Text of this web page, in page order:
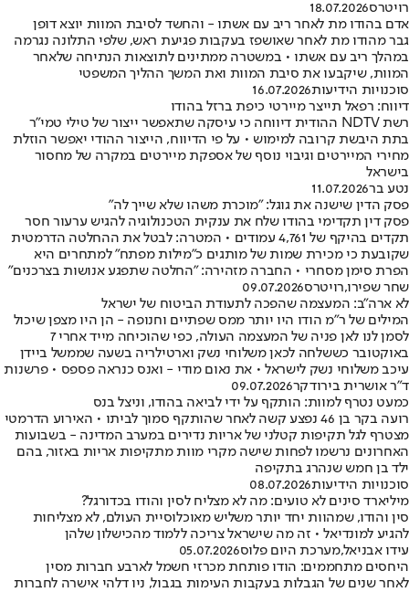
רויטרס18.07.2026
אדם בהודו מת לאחר ריב עם אשתו - והחשד לסיבת המוות יוצא דופן
גבר מהודו מת לאחר שאושפז בעקבות פגיעת ראש, שלפי התלונה נגרמה
במהלך ריב עם אשתו • במשטרה ממתינים לתוצאות הנתיחה שלאחר
המוות, שיקבעו את סיבת המוות ואת המשך ההליך המשפטי
סוכנויות הידיעות16.07.2026
דיווח: רפאל תייצר מיירטי כיפת ברזל בהודו
רשת NDTV ההודית דיווחה כי עיסקה שתאפשר ייצור של טילי טמי"ר
בתת היבשת קרובה למימוש • על פי הדיווח, הייצור ההודי יאפשר הוזלת
מחירי המיירטים וגיבוי נוסף של אספקת מיירטים במקרה של מחסור
בישראל
נטע בר11.07.2026
פסק הדין שישנה את גוגל: "מוכרת משהו שלא שייך לה"
פסק דין תקדימי בהודו שלח את ענקית הטכנולוגיה להגיש ערעור חסר
תקדים בהיקף של 4,761 עמודים • המטרה: לבטל את ההחלטה הדרמטית
שקובעת כי מכירת שמות של מותגים כ"מילות מפתח" למתחרים היא
הפרת סימן מסחרי • החברה מזהירה: "החלטה שתפגע אנושות בצרכנים"
שחר שפירו,רויטרס09.07.2026
לא ארה"ב: המעצמה שהפכה לתעודת הביטוח של ישראל
המילים של ר"מ הודו היו יותר ממס שפתיים וחנופה - הן היו מצפן שיכול
לסמן לנו לאן פניה של המעצמה העולה, כפי שהוכיחה מייד אחרי 7
באוקטובר כששלחה לכאן משלוחי נשק וארטילריה בשעה שממשל ביידן
עיכב משלוחי נשק לישראל • את נאום מודי - ואנס כנראה פספס • פרשנות
ד"ר אושרית בירודקר09.07.2026
כמעט נטרף למוות: הותקף על ידי לביאה בהודו, וניצל בנס
רועה בקר בן 46 נפצע קשה לאחר שהותקף סמוך לביתו • האירוע הדרמטי
מצטרף לגל תקיפות קטלני של אריות נדירים במערב המדינה - בשבועות
האחרונים נרשמו לפחות שישה מקרי מוות מתקיפות אריות באזור, בהם
ילד בן חמש שנהרג בתקיפה
סוכנויות הידיעות08.07.2026
מיליארד סינים לא טועים: מה לא מצליח לסין והודו בכדורגל?
סין והודו, שמהוות יחד יותר משליש מאוכלוסיית העולם, לא מצליחות
להגיע למונדיאל • זה מה שישראל צריכה ללמוד מהכישלון שלהן
עידו אבניאל,מערכת היום פלוס05.07.2026
היחסים מתחממים: הודו פותחת מכרזי חשמל לארבע חברות מסין
לאחר שנים של הגבלות בעקבות העימות בגבול, ניו דלהי אישרה לחברות